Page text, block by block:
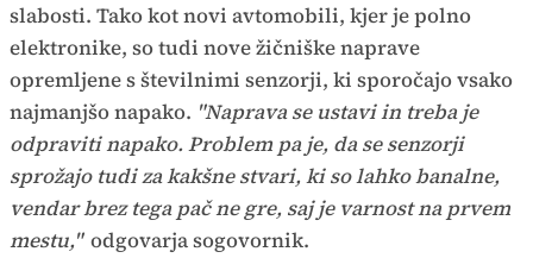
slabosti. Tako kot novi avtomobili, kjer je polno
elektronike, so tudi nove žičniške naprave
opremljene s številnimi senzorji, ki sporočajo vsako
najmanjšo napako. "Naprava se ustavi in treba je
odpraviti napako. Problem pa je, da se senzorji
sprožajo tudi za kakšne stvari, ki so lahko banalne,
vendar brez tega pač ne gre, saj je varnost na prvem
mestu," odgovarja sogovornik.